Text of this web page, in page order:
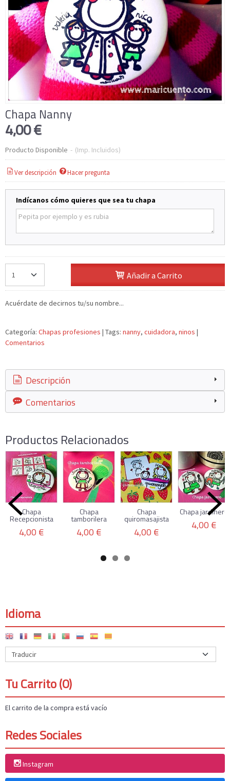
Idioma
Tu Carrito (0)
El carrito de la compra está vacío
Redes Sociales
Instagram
Chapa Nanny
4,00 €
Producto Disponible - (Imp. Incluidos)
Ver descripción Hacer pregunta
Indícanos cómo quieres que sea tu chapa
Añadir a Carrito
Acuérdate de decirnos tu/su nombre...
Categoría: Chapas profesiones | Tags: nanny cuidadora ninos |
Comentarios
Descripción
Comentarios
Productos Relacionados
Chapa
Recepcionista
4,00 €
Chapa
tamborilera
4,00 €
Chapa
quiromasajista
4,00 €
Chapa jardinero
4,00 €